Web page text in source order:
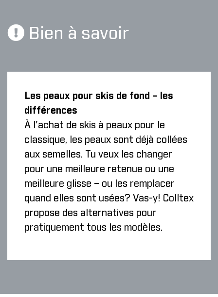
Bien à savoir
Les peaux pour skis de fond – les
différences
À l'achat de skis à peaux pour le
classique, les peaux sont déjà collées
aux semelles. Tu veux les changer
pour une meilleure retenue ou une
meilleure glisse – ou les remplacer
quand elles sont usées? Vas-y! Colltex
propose des alternatives pour
pratiquement tous les modèles.